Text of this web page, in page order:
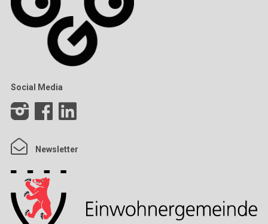
Social Media
Newsletter